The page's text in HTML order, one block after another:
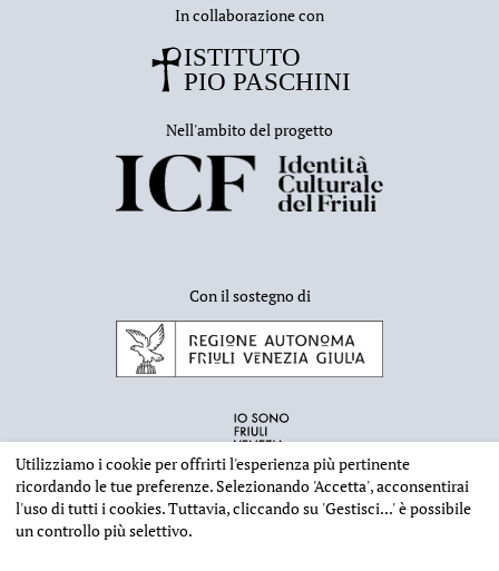
In collaborazione con
Nell'ambito del progetto
Con il sostegno di
Utilizziamo i cookie per offrirti l'esperienza più pertinente
ricordando le tue preferenze. Selezionando 'Accetta', acconsentirai
l'uso di tutti i cookies. Tuttavia, cliccando su 'Gestisci...'è possibile
un controllo più selettivo.